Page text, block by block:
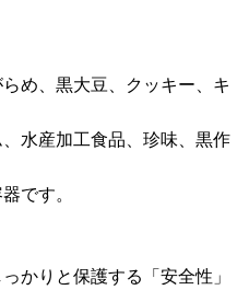
め、黒大豆、クッキー、キ
水産加工食品、珍味、黒作
です。
かりと保護する「安全性」